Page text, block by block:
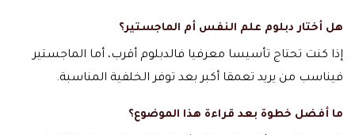
هل أختار دبلوم علم النفس أم الماجستير؟
إذا كنت تحتاج تأسيسا معرفيا فالدبلوم أقرب، أما الماجستير
فيناسب من يريد تعمقا أكبر بعد توفر الخلفية المناسبة.
ما أفضل خطوة بعد قراءة هذا الموضوع؟